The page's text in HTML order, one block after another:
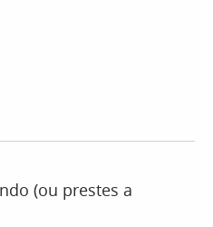
(ou prestes a